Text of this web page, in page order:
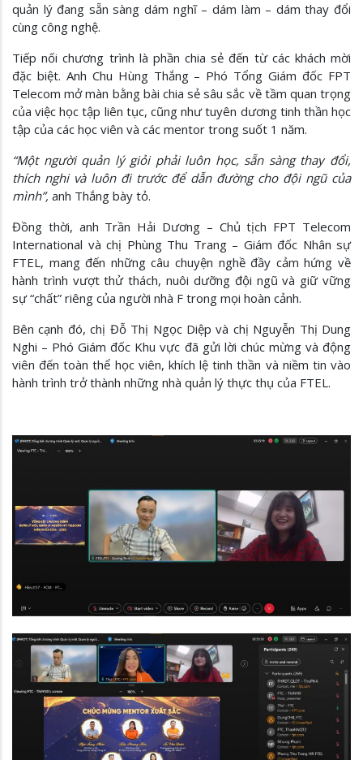
quản lý đang sẵn sàng dám nghĩ – dám làm – dám thay đổi
cùng công nghệ.
Tiếp nối chương trình là phần chia sẻ đến từ các khách mời
đặc biệt. Anh Chu Hùng Thắng – Phó Tổng Giám đốc FPT
Telecom mở màn bằng bài chia sẻ sâu sắc về tầm quan trọng
của việc học tập liên tục, cũng như tuyên dương tinh thần học
tập của các học viên và các mentor trong suốt 1 năm.
“Một người quản lý giỏi phải luôn học, sẵn sàng thay đổi,
thích nghi và luôn đi trước để dẫn đường cho đội ngũ của
mình”, anh Thắng bày tỏ.
Đồng thời, anh Trần Hải Dương – Chủ tịch FPT Telecom
International và chị Phùng Thu Trang – Giám đốc Nhân sự
FTEL, mang đến những câu chuyện nghề đầy cảm hứng về
hành trình vượt thử thách, nuôi dưỡng đội ngũ và giữ vững
sự “chất” riêng của người nhà F trong mọi hoàn cảnh.
Bên cạnh đó, chị Đỗ Thị Ngọc Diệp và chị Nguyễn Thị Dung
Nghi – Phó Giám đốc Khu vực đã gửi lời chúc mừng và động
viên đến toàn thể học viên, khích lệ tinh thần và niềm tin vào
hành trình trở thành những nhà quản lý thực thụ của FTEL.